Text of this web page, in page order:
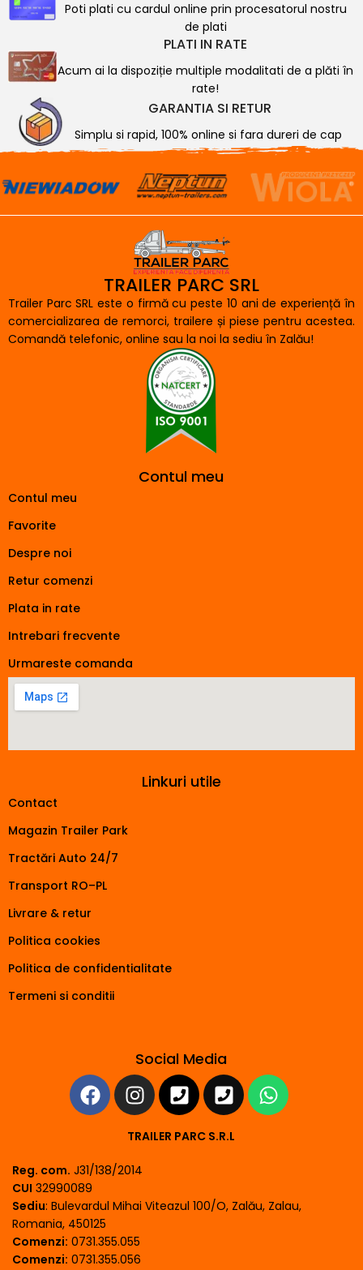
Poti plati cu cardul online prin procesatorul nostru
de plati
PLATI IN RATE
Acum ai la dispoziție multiple modalitati de a plăti în
rate!
GARANTIA SI RETUR
Simplu si rapid, 100% online si fara dureri de cap
TRAILER PARC SRL
Trailer Parc SRL este o firmă cu peste 10 ani de experiență în
comercializarea de remorci, trailere și piese pentru acestea.
Comandă telefonic, online sau la noi la sediu în Zalău!
Contul meu
Contul meu
Favorite
Despre noi
Retur comenzi
Plata in rate
Intrebari frecvente
Urmareste comanda
Linkuri utile
Contact
Magazin Trailer Park
Tractări Auto 24/7
Transport RO–PL
Livrare & retur
Politica cookies
Politica de confidentialitate
Termeni si conditii
Social Media
TRAILER PARC S.R.L
Reg. com. J31/138/2014
CUI 32990089
Sediu: Bulevardul Mihai Viteazul 100/O, Zalău, Zalau,
Romania, 450125
Comenzi: 0731.355.055
Comenzi: 0731.355.056